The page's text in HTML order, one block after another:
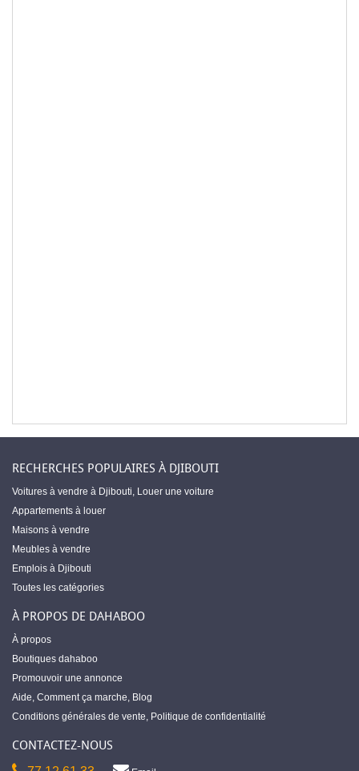
RECHERCHES POPULAIRES À DJIBOUTI
Voitures à vendre à Djibouti, Louer une voiture
Appartements à louer
Maisons à vendre
Meubles à vendre
Emplois à Djibouti
Toutes les catégories
À PROPOS DE DAHABOO
À propos
Boutiques dahaboo
Promouvoir une annonce
Aide, Comment ça marche, Blog
Conditions générales de vente, Politique de confidentialité
CONTACTEZ-NOUS